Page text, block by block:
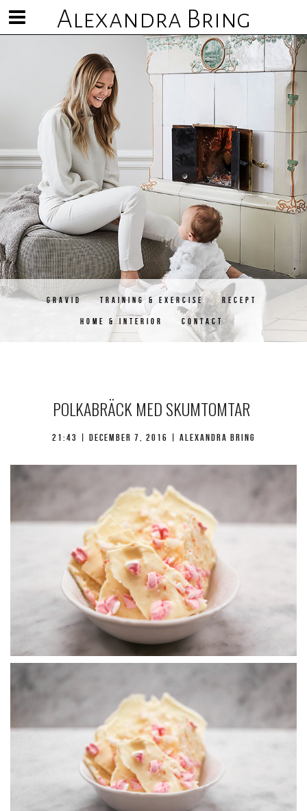
Alexandra Bring
Visa/göm
meny
GRAVID TRAINING & EXERCISE RECEPT
HOME & INTERIOR CONTACT
POLKABRÄCK MED SKUMTOMTAR
21:43 | december 7, 2016 | Alexandra Bring